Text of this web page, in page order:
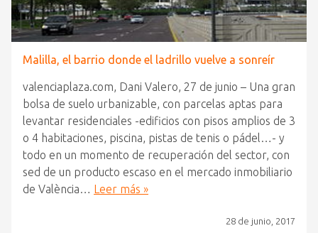
Malilla, el barrio donde el ladrillo vuelve a sonreír
valenciaplaza.com, Dani Valero, 27 de junio – Una gran
bolsa de suelo urbanizable, con parcelas aptas para
levantar residenciales -edificios con pisos amplios de 3
o 4 habitaciones, piscina, pistas de tenis o pádel…- y
todo en un momento de recuperación del sector, con
sed de un producto escaso en el mercado inmobiliario
de València… Leer más »
28 de junio, 2017